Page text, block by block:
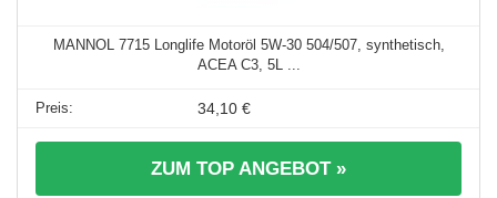
MANNOL 7715 Longlife Motoröl 5W-30 504/507, synthetisch,
ACEA C3, 5L ...
34,10 €
ZUM TOP ANGEBOT »